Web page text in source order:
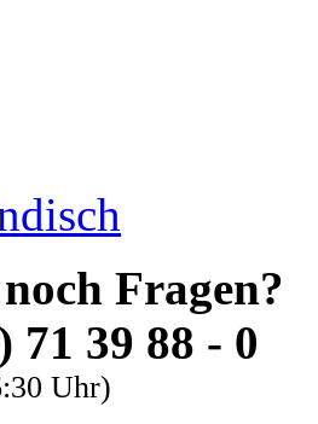
noch
71 39 88 - 0
Uhr)